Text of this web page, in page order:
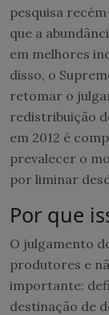
pesquisa
que a
em melhores
disso, o
retomar o
redistribuição
em 2012 é
prevalecer o
por liminar
Por que
O julgamento
produtores e
importante:
destinação de